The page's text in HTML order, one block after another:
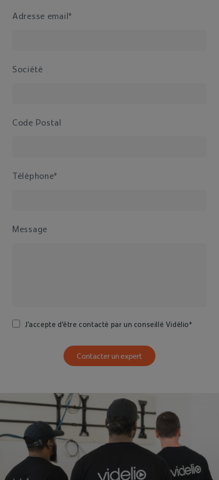
Adresse email*
Société
Code Postal
Téléphone*
Message
J’accepte d’être contacté par un conseillé Vidélio*